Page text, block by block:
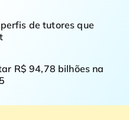
de tutores que
R$ 94,78 bilhões na